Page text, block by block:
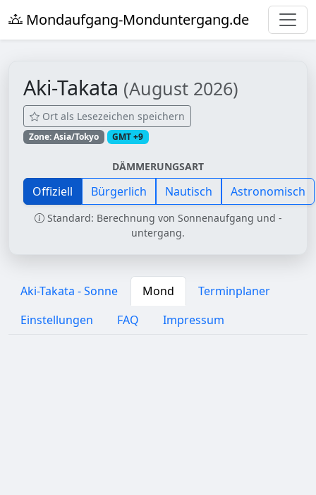
Mondaufgang-Monduntergang.de
Aki-Takata (August 2026)
Ort als Lesezeichen speichern
Zone: Asia/Tokyo GMT +9
DÄMMERUNGSART
Offiziell Bürgerlich Nautisch Astronomisch
Standard: Berechnung von Sonnenaufgang und -
untergang.
Aki-Takata - Sonne Mond
Terminplaner
Einstellungen
FAQ Impressum